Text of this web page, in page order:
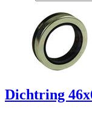
Dichtring